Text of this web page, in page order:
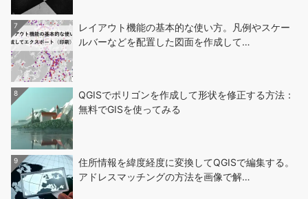
7
レイアウト機能の基本的な使い方。凡例やスケー
ルバーなどを配置した図面を作成して…
8
QGISでポリゴンを作成して形状を修正する方法：
無料でGISを使ってみる
9
住所情報を緯度経度に変換してQGISで編集する。
アドレスマッチングの方法を画像で解…